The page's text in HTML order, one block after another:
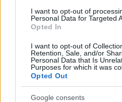
I want to opt-out of
Personal Data for Targeted
Opted In
I want to opt-out of
Retention, Sale, and/or
Personal Data that Is
Purposes for which it was
Opted Out
Google consents
KERTÉSZ ÉS
E-mail